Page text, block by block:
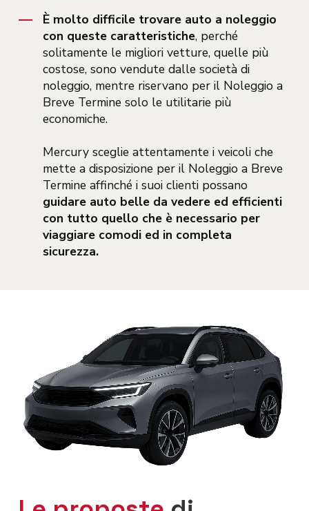
È molto difficile trovare auto a noleggio
con queste caratteristiche, perché
solitamente le migliori vetture, quelle più
costose, sono vendute dalle società di
noleggio, mentre riservano per il Noleggio a
Breve Termine solo le utilitarie più
economiche.
Mercury sceglie attentamente i veicoli che
mette a disposizione per il Noleggio a Breve
Termine affinché i suoi clienti possano
guidare auto belle da vedere ed efficienti
con tutto quello che è necessario per
viaggiare comodi ed in completa
sicurezza.